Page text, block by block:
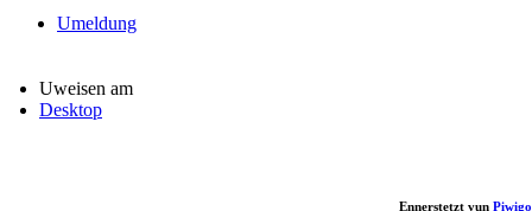
Ennerstetzt vun Piwigo
Umeldung
Uweisen am
Desktop